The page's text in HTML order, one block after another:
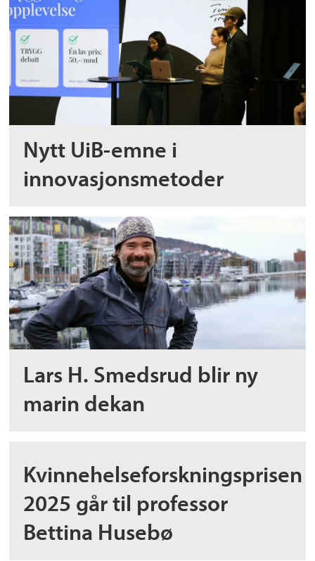
Nytt UiB-emne i
innovasjonsmetoder
Lars H. Smedsrud blir ny
marin dekan
Kvinnehelseforskningsprisen
2025 går til professor
Bettina Husebø